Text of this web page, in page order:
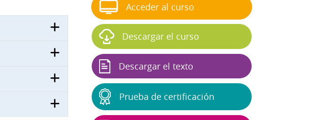
Acceder al curso
Descargar el curso
Descargar el texto
Prueba de certificación